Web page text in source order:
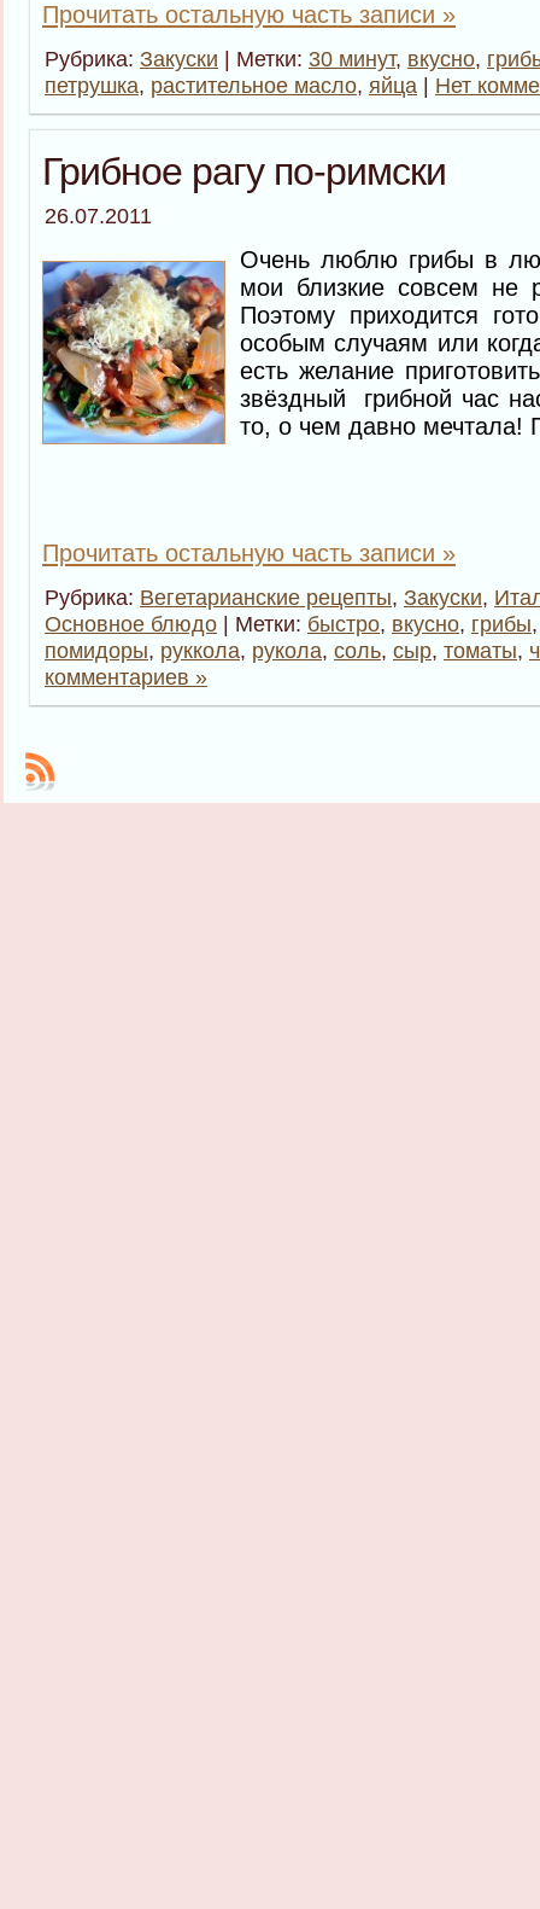
Прочитать остальную часть записи »
Рубрика: Закуски | Метки: 30 минут, вкусно,
петрушка, растительное масло, яйца | Нет
Грибное рагу по-римски
26.07.2011
Очень люблю грибы в
мои близкие совсем не
Поэтому приходится
особым случаям или
есть желание
звёздный грибной час
то, о чем давно
Прочитать остальную часть записи »
Рубрика: Вегетарианские рецепты, Закуски,
Основное блюдо | Метки: быстро, вкусно, грибы
помидоры, руккола, рукола, соль, сыр, томаты,
комментариев »